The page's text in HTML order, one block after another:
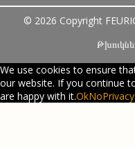
© 2026 Copyright
Scroll Up
We use cookies to ensure
our website. If you continue
are happy with it.OkNo